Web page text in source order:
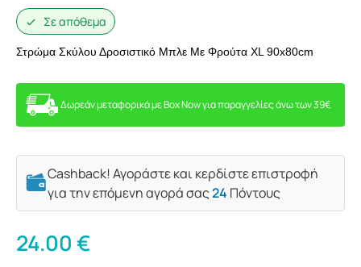
Σε απόθεμα
Στρώμα Σκύλου Δροσιστικό Μπλε Με Φρούτα XL 90x80cm
Δωρεάν μεταφορικά με Box Now για παραγγελίες άνω των 39€
Cashback! Αγοράστε και κερδίστε επιστροφή
για την επόμενη αγορά σας24 Πόντους
24.00€